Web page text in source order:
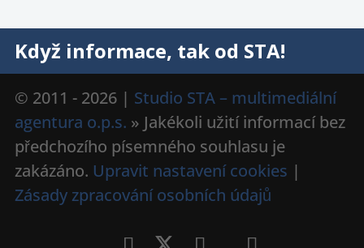
Když informace, tak od STA!
© 2011 - 2026 | Studio STA – multimediální
agentura o.p.s. » Jakékoli užití informací bez
předchozího písemného souhlasu je
zakázáno. Upravit nastavení cookies |
Zásady zpracování osobních údajů